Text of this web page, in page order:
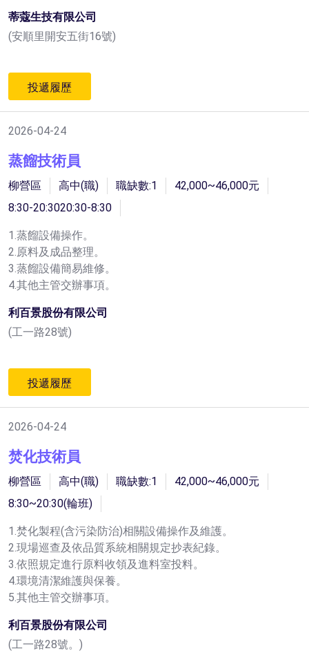
蒂蔻生技有限公司
(安順里開安五街16號)
投遞履歷
2026-04-24
蒸餾技術員
柳營區 高中(職) 職缺數:1
42,000~46,000元
8:30-20:3020:30-8:30
1.蒸餾設備操作。
2.原料及成品整理。
3.蒸餾設備簡易維修。
4.其他主管交辦事項。
利百景股份有限公司
(工一路28號)
投遞履歷
2026-04-24
焚化技術員
柳營區 高中(職) 職缺數:1
42,000~46,000元
8:30~20:30(輪班)
1.焚化製程(含污染防治)相關設備操作及維護。
2.現場巡查及依品質系統相關規定抄表紀錄。
3.依照規定進行原料收領及進料室投料。
4.環境清潔維護與保養。
5.其他主管交辦事項。
利百景股份有限公司
(工一路28號。)